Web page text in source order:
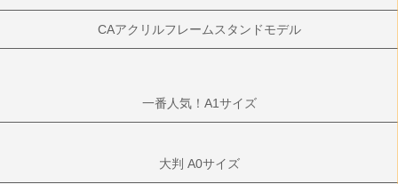
CAアクリルフレームスタンドモデル
一番人気！A1サイズ
大判 A0サイズ